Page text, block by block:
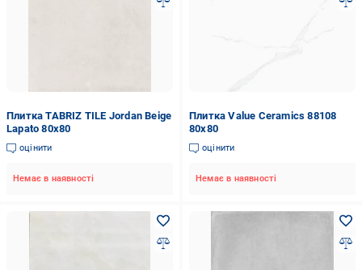
Плитка TABRIZ TILE Jordan Beige
Lapato 80x80
оцінити
Немає в наявності
Плитка Value Ceramics 88108
80x80
оцінити
Немає в наявності